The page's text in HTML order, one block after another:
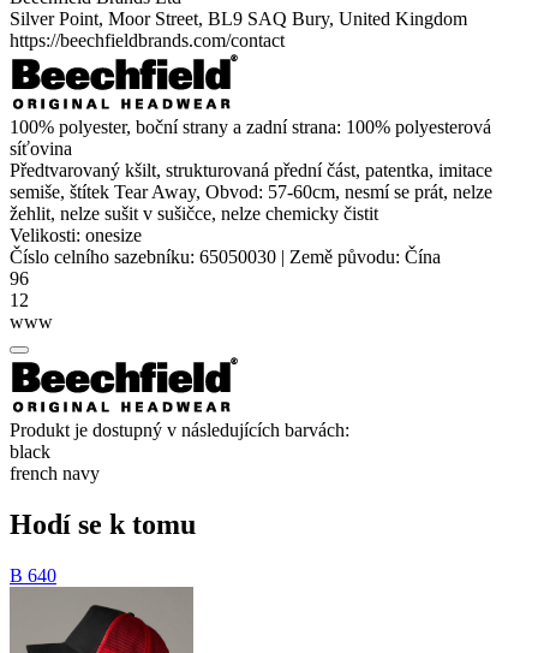
Silver Point, Moor Street, BL9 SAQ Bury, United Kingdom
https://beechfieldbrands.com/contact
100% polyester, boční strany a zadní strana: 100% polyesterová
síťovina
Předtvarovaný kšilt, strukturovaná přední část, patentka, imitace
semiše, štítek Tear Away, Obvod: 57-60cm, nesmí se prát, nelze
žehlit, nelze sušit v sušičce, nelze chemicky čistit
Velikosti: onesize
Číslo celního sazebníku: 65050030 | Země původu: Čína
96
12
www
Produkt je dostupný v následujících barvách:
black
french navy
Hodí se k tomu
B 640